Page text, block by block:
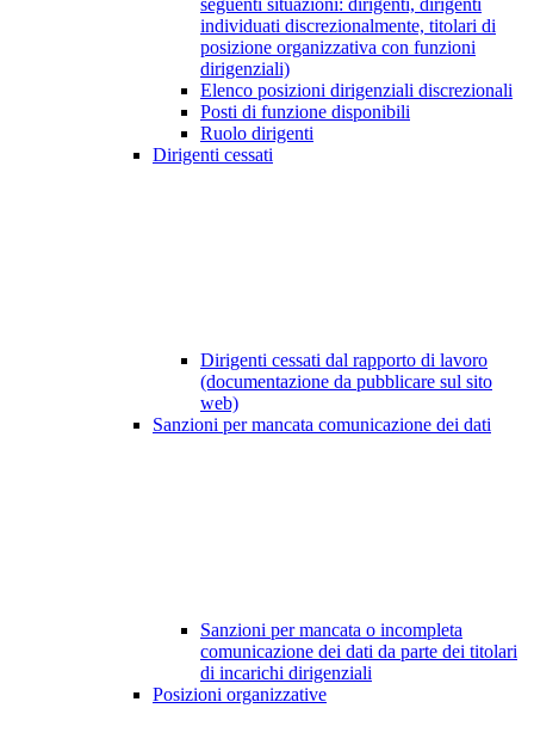
seguenti situazioni: dirigenti, dirigenti
individuati discrezionalmente, titolari di
posizione organizzativa con funzioni
dirigenziali)
Elenco posizioni dirigenziali discrezionali
Posti di funzione disponibili
Ruolo dirigenti
Dirigenti cessati
Dirigenti cessati dal rapporto di lavoro
(documentazione da pubblicare sul sito
web)
Sanzioni per mancata comunicazione dei dati
Sanzioni per mancata o incompleta
comunicazione dei dati da parte dei titolari
di incarichi dirigenziali
Posizioni organizzative